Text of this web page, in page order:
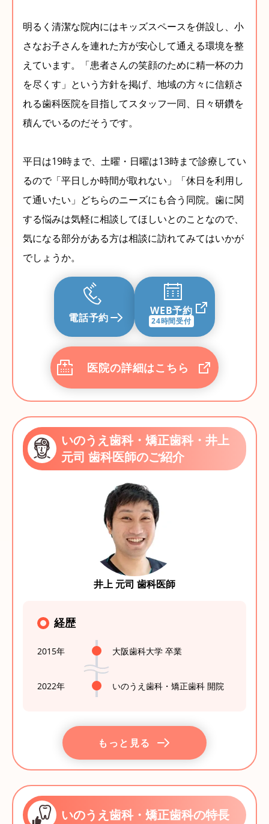
明るく清潔な院内にはキッズスペースを併設し、小
さなお子さんを連れた方が安心して通える環境を整
えています。「患者さんの笑顔のために精一杯の力
を尽くす」という方針を掲げ、地域の方々に信頼さ
れる歯科医院を目指してスタッフ一同、日々研鑽を
積んでいるのだそうです。
平日は19時まで、土曜・日曜は13時まで診療してい
るので「平日しか時間が取れない」「休日を利用し
て通いたい」どちらのニーズにも合う同院。歯に関
する悩みは気軽に相談してほしいとのことなので、
気になる部分がある方は相談に訪れてみてはいかが
でしょうか。
電話予約
WEB予約
24時間受付
医院の詳細はこちら
いのうえ歯科・矯正歯科・井上
元司 歯科医師のご紹介
井上 元司 歯科医師
経歴
2015年 大阪歯科大学 卒業
2022年 いのうえ歯科・矯正歯科 開院
もっと見る
いのうえ歯科・矯正歯科の特長